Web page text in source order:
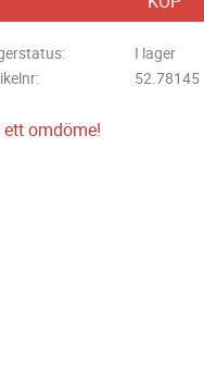
I lager
52.78145
ett omdöme!